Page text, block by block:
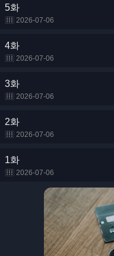
5화
2026-07-06
4화
2026-07-06
3화
2026-07-06
2화
2026-07-06
1화
2026-07-06